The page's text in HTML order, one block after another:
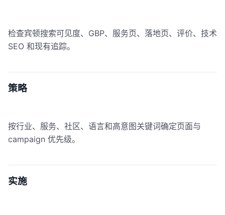
检查宾顿搜索可见度、GBP、服务页、落地页、评价、技术
SEO 和现有追踪。
策略
按行业、服务、社区、语言和高意图关键词确定页面与
campaign 优先级。
实施